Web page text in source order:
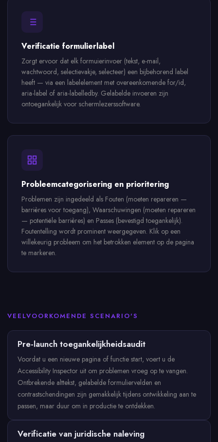
Verificatie formulierlabel
Zorgt ervoor dat elk formuierinvoer (tekst, e-mail,
wachtwoord, selectievakje, selecteer) een bijbehorend label
heeft — via een labelelement met overeenkomende for/id,
aria-label of aria-labelledby. Gelabelde invoeren zijn
ontoegankelijk voor schermlezerssoftware.
Probleemcategorisering en prioritering
Problemen zijn ingedeeld als Fouten (moeten repareren —
barrières voor toegang), Waarschuwingen (moeten repareren
— potentiële barrières) en Passes (bevestigd toegankelijk).
Foutentelling wordt prominent weergegeven. Klik op een
willekeurig probleem om het betrokken element op de pagina
te markeren.
VEELVOORKOMENDE SCENARIO'S
Pre-launch toegankelijkheidsaudit
Voordat u een nieuwe pagina of functie start, voert u de
Accessibility Inspector uit om problemen vroeg op te vangen.
Ontbrekende alttekst, gelabelde formuliervelden en
contrastschendingen zijn gemakkelijk tijdens ontwikkeling aan te
passen, maar duur om in productie te ontdekken.
Verificatie van juridische naleving